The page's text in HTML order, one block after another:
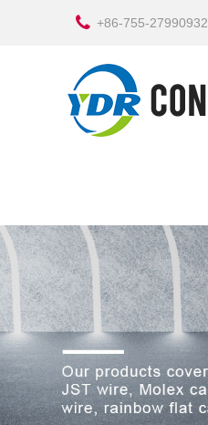
+86-755-27990932